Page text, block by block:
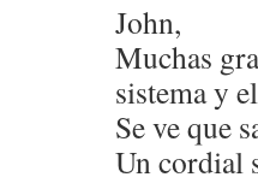
John,
Muchas
sistema y
Se ve que
Un cordial